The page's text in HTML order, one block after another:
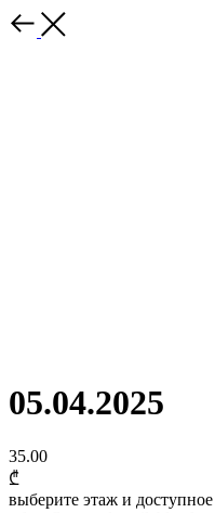
05.04.2025
35.00
₾
выберите этаж и